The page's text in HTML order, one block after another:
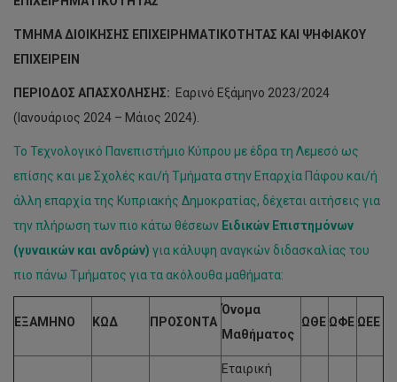
Πρόγραμμα – ΠΟΛΥΓΡΑΤ
Γλωσσών
Φθινοπωρινό εξάμηνο 2023/204 - Σχολή Διοίκησης
Προκηρύξεις Θέσεων Ειδικών Επιστημόνων Διοίκησης,
Επιχειρηματικότητας και Ψηφιακού Επιχειρείν
Προκηρύξεις Θέσεων Ειδικών Επιστημόνων Ακαδημία
Εαρινό Εξάμηνο 2023/2024
Προκηρύξεις Θέσεων Ειδικών Επιστημόνων Ακαδημία
Επαγγελμάτων Τουρισμού και Φιλοξενίας Κύπρου
Προκηρύξεις Θέσεων Ειδικών Επιστημόνων Τμήμα
Διοίκησης Τουρισμού και Φιλοξενίας
ΤΜΗΜΑ ΔΙΟΙΚΗΣΗΣ ΕΠΙΧΕΙΡΗΜΑΤΙΚΟΤΗΤΑΣ ΚΑΙ ΨΗΦΙΑΚΟΥ
ΕΠΙΧΕΙΡΕΙΝ
ΠΕΡΙΟΔΟΣ ΑΠΑΣΧΟΛΗΣΗΣ: Εαρινό Εξάμηνο 2023/2024
(Ιανουάριος 2024 – Μάιος 2024).
Το Τεχνολογικό Πανεπιστήμιο Κύπρου με έδρα τη Λεμεσό ως
επίσης και με Σχολές και/ή Τμήματα στην Επαρχία Πάφου και/ή
άλλη επαρχία της Κυπριακής Δημοκρατίας, δέχεται αιτήσεις για
την πλήρωση των πιο κάτω θέσεων Ειδικών Επιστημόνων
(γυναικών και ανδρών) για κάλυψη αναγκών διδασκαλίας του
πιο πάνω Τμήματος για τα ακόλουθα μαθήματα:
ΕΞΑΜΗΝΟ ΚΩΔ ΠΡΟΣΟΝΤΑ
Όνομα
Μαθήματος
ΩΘΕ ΩΦΕ ΩΕΕ
Εταιρική